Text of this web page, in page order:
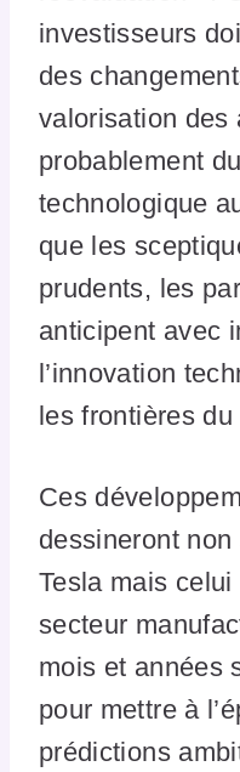
investisseurs
des
valorisation des
probablement
technologique
que les
prudents, les
anticipent avec
l’innovation
les frontières
Ces
dessineront non
Tesla mais celui
secteur
mois et années
pour mettre à
prédictions